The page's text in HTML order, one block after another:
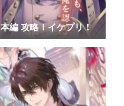
編 攻略！イケプリ！